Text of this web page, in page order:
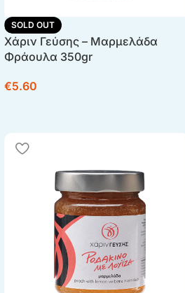
SOLD OUT
Χάριν Γεύσης – Μαρμελάδα
Φράουλα 350gr
€5.60